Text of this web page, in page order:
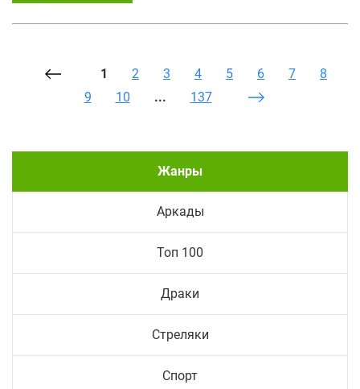
1 2 3 4 5 6 7
8
9
10 ... 137
Жанры
Аркады
Топ 100
Драки
Стреляки
Спорт